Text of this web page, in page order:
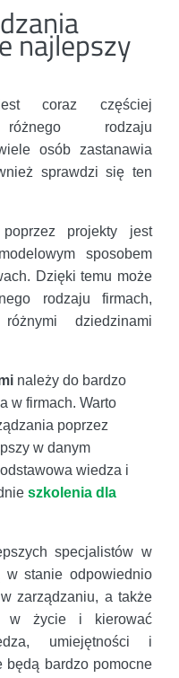
najlepszy
coraz częściej
rodzaju
osób zastanawia
sprawdzi się ten
projekty jest
sposobem
Dzięki temu może
rodzaju firmach,
dziedzinami
należy do bardzo
w firmach. Warto
poprzez
w danym
wiedza i
szkolenia dla
specjalistów w
w stanie odpowiednio
zarządzaniu, a także
w życie i kierować
umiejętności i
będą bardzo pomocne